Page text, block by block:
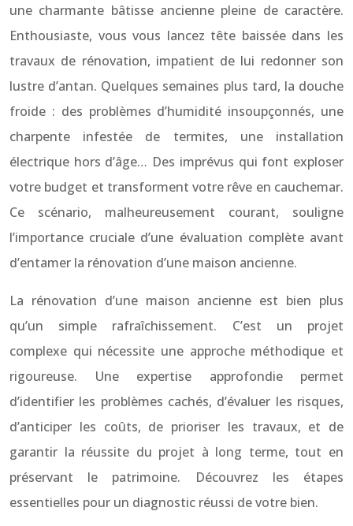
une charmante bâtisse ancienne pleine de caractère.
Enthousiaste, vous vous lancez tête baissée dans les
travaux de rénovation, impatient de lui redonner son
lustre d’antan. Quelques semaines plus tard, la douche
froide : des problèmes d’humidité insoupçonnés, une
charpente infestée de termites, une installation
électrique hors d’âge… Des imprévus qui font exploser
votre budget et transforment votre rêve en cauchemar.
Ce scénario, malheureusement courant, souligne
l’importance cruciale d’une évaluation complète avant
d’entamer la rénovation d’une maison ancienne.
La rénovation d’une maison ancienne est bien plus
qu’un simple rafraîchissement. C’est un projet
complexe qui nécessite une approche méthodique et
rigoureuse. Une expertise approfondie permet
d’identifier les problèmes cachés, d’évaluer les risques,
d’anticiper les coûts, de prioriser les travaux, et de
garantir la réussite du projet à long terme, tout en
préservant le patrimoine. Découvrez les étapes
essentielles pour un diagnostic réussi de votre bien.